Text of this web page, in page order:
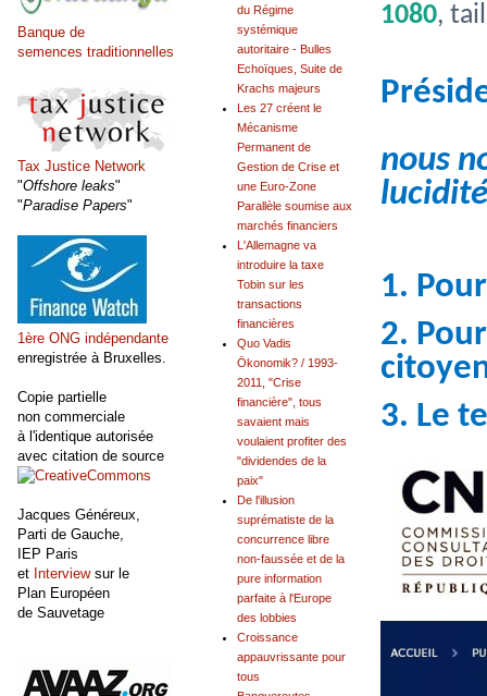
1080,
nous
1.
2.
3. Le
du Régime
systémique
autoritaire - Bulles
Echoïques, Suite de
Krachs majeurs
Les 27 créent le
Mécanisme
Permanent de
Gestion de Crise et
une Euro-Zone
Parallèle soumise aux
marchés financiers
L'Allemagne va
introduire la taxe
Tobin sur les
transactions
financières
Quo Vadis
Ökonomik? / 1993-
2011, "Crise
financière", tous
savaient mais
voulaient profiter des
"dividendes de la
paix"
De l'illusion
suprématiste de la
concurrence libre
non-faussée et de la
pure information
parfaite à l'Europe
des lobbies
Croissance
appauvrissante pour
tous
Banque de
semences traditionnelles
Tax Justice Network
"Offshore leaks"
"Paradise Papers"
1ère ONG indépendante
enregistrée à Bruxelles.
Copie partielle
non commerciale
à l'identique autorisée
avec citation de source
Jacques Généreux,
Parti de Gauche,
IEP Paris
et Interviewsur le
Plan Européen
de Sauvetage